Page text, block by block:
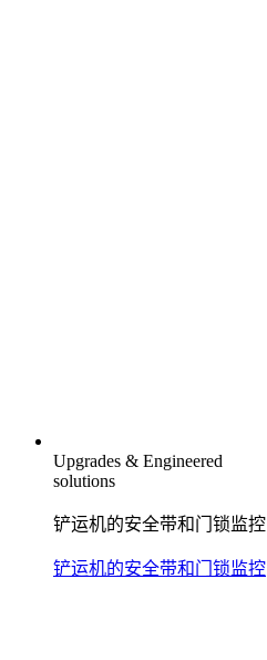
Upgrades & Engineered
solutions
铲运机的安全带和门锁监控
铲运机的安全带和门锁监控